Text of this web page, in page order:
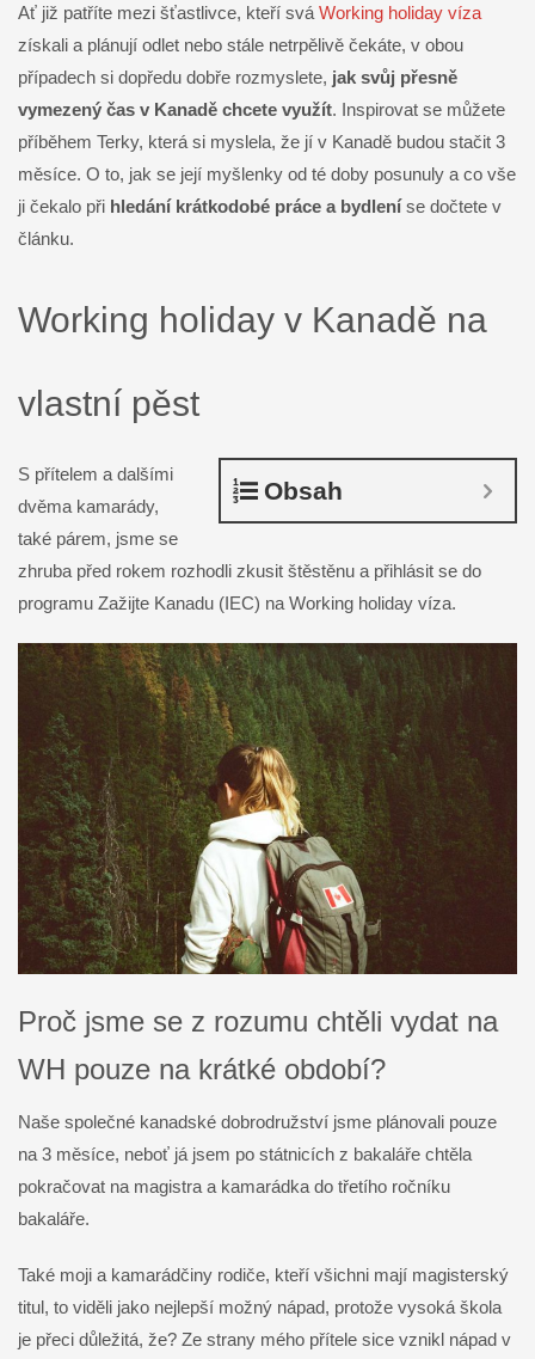
Ať již patříte mezi šťastlivce, kteří svá Working holiday víza
získali a plánují odlet nebo stále netrpělivě čekáte, v obou
případech si dopředu dobře rozmyslete, jak svůj přesně
vymezený čas v Kanadě chcete využít. Inspirovat se můžete
příběhem Terky, která si myslela, že jí v Kanadě budou stačit 3
měsíce. O to, jak se její myšlenky od té doby posunuly a co vše
ji čekalo při hledání krátkodobé práce a bydleníse dočtete v
článku.
Working holiday v Kanadě na
vlastní pěst
Obsah
S přítelem a dalšími
dvěma kamarády,
také párem, jsme se
zhruba před rokem rozhodli zkusit štěstěnu a přihlásit se do
programu Zažijte Kanadu (IEC) na Working holiday víza.
Proč jsme se z rozumu chtěli vydat na
WH pouze na krátké období?
Naše společné kanadské dobrodružství jsme plánovali pouze
na 3 měsíce, neboť já jsem po státnicích z bakaláře chtěla
pokračovat na magistra a kamarádka do třetího ročníku
bakaláře.
Také moji a kamarádčiny rodiče, kteří všichni mají magisterský
titul, to viděli jako nejlepší možný nápad, protože vysoká škola
je přeci důležitá, že? Ze strany mého přítele sice vznikl nápad v